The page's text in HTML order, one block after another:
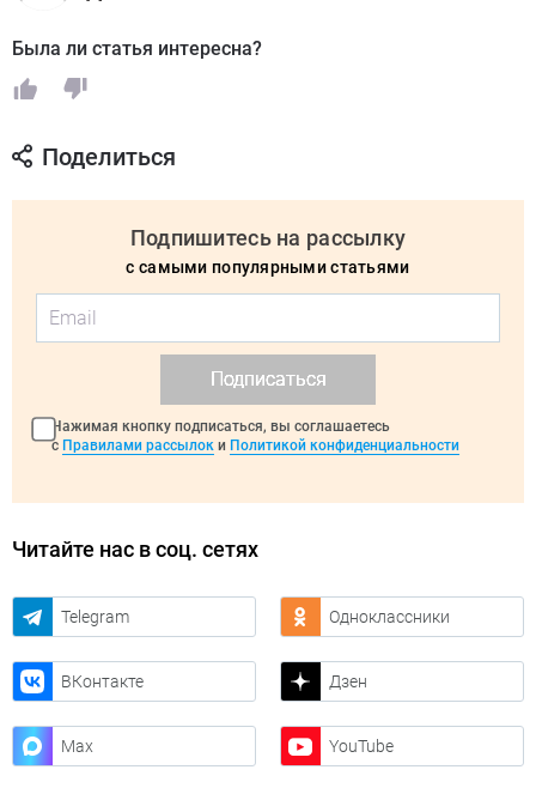
Была ли статья интересна?
Поделиться
Подпишитесь на рассылку
с самыми популярными статьями
Подписаться
Нажимая кнопку подписаться, вы соглашаетесь
с Правилами рассылок и Политикой конфиденциальности
Читайте нас в соц. сетях
Telegram Одноклассники
ВКонтакте Дзен
Max YouTube